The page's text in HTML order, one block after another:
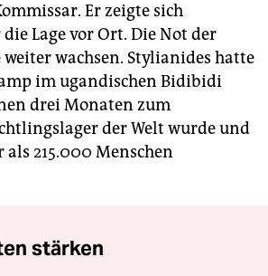
Er zeigte sich
Lage vor Ort. Die Not der
weiter wachsen. Stylianides hatte
im ugandischen Bidibidi
drei Monaten zum
der Welt wurde und
215.000 Menschen
stärken